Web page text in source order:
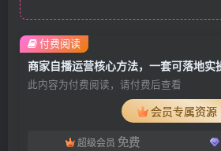
此内容为付费阅读，请付费后查看
会员专属资源
超级会员 免费
付费阅读